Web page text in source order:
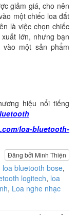
giảm giá, cho nên
một chiếc loa đắt
là việc chọn chiếc
lớn, nhưng bạn
một sản phẩm
hiệu nổi tiếng
loa-bluetooth-
Đăng bởi Minh Thiện
loa bluetooth bose,
logitech, loa
, Loa nghe nhạc